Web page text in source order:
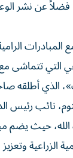
فضلاً عن نشر
التي
الذي أطلقه
نائب رئيس
الله، حيث يضم
الزراعية